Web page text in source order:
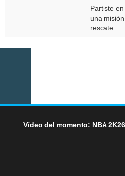
Partiste en
una
rescate
Vídeo del momento: NBA